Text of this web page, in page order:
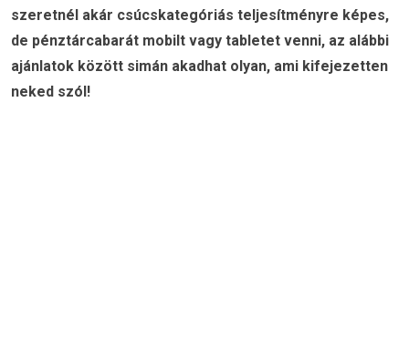
szeretnél akár csúcskategóriás teljesítményre képes,
de pénztárcabarát mobilt vagy tabletet venni, az alábbi
ajánlatok között simán akadhat olyan, ami kifejezetten
neked szól!